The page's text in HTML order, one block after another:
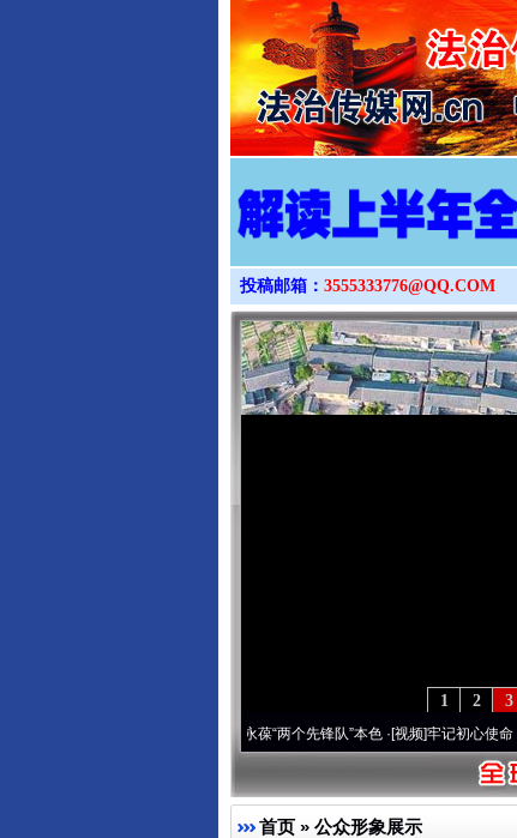
投稿邮箱： 3555333776@QQ.COM
3
2
1
永葆“两个先锋队”本色·[视频]牢记初心使命 奋进复兴征程丨宝
首页 » 公众形象展示